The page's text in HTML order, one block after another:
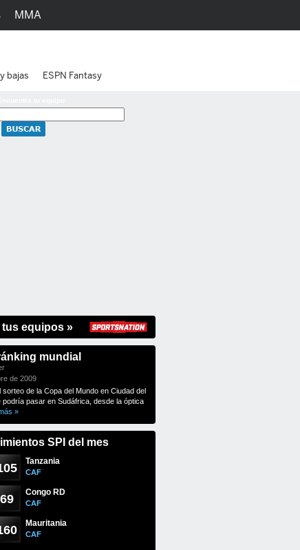
equipos »
mundial
de 2009
sorteo de la Copa del Mundo en Ciudad del
podría pasar en Sudáfrica, desde la óptica
»
SPI del mes
Tanzania
CAF
69 Congo RD
CAF
Mauritania
CAF
MMA
bajas ESPN Fantasy